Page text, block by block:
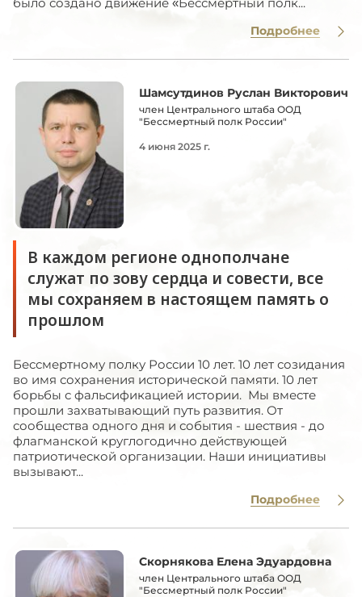
Подробнее
В каждом регионе однополчане
служат по зову сердца и совести, все
мы сохраняем в настоящем память о
прошлом
Шамсутдинов Руслан Викторович
член Центрального штаба ООД
"Бессмертный полк России"
4 июня 2025 г.
Бессмертному полку России 10 лет. 10 лет созидания
во имя сохранения исторической памяти. 10 лет
борьбы с фальсификацией истории. Мы вместе
прошли захватывающий путь развития. От
сообщества одного дня и события - шествия - до
флагманской круглогодично действующей
патриотической организации. Наши инициативы
вызывают...
Подробнее
Скорнякова Елена Эдуардовна
член Центрального штаба ООД
"Бессмертный полк России"